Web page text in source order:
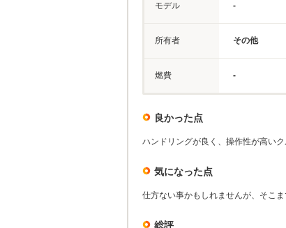
モデル -
所有者 その他
燃費 -
良かった点
ハンドリングが良く、操作性が高い
気になった点
仕方ない事かもしれませんが、そこ
総評